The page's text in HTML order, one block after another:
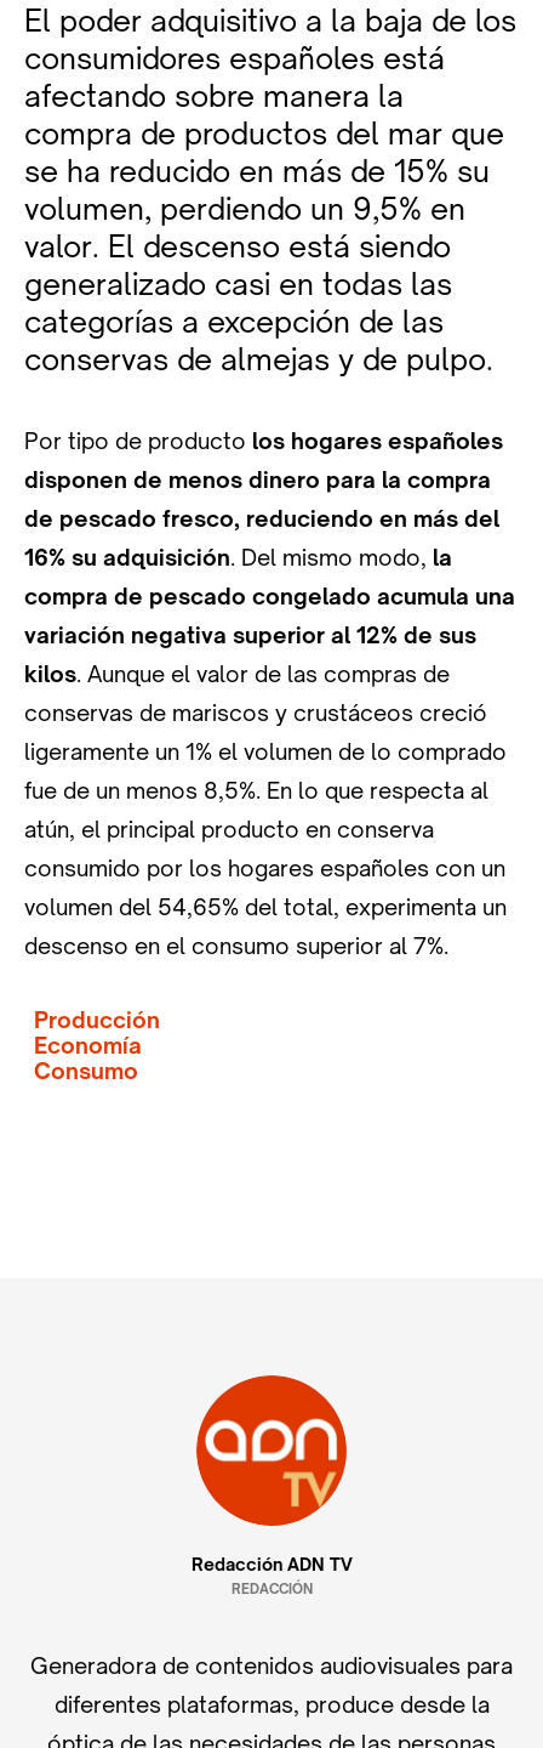
El poder adquisitivo a la baja de los
consumidores españoles está
afectando sobre manera la
compra de productos del mar que
se ha reducido en más de 15% su
volumen, perdiendo un 9,5% en
valor. El descenso está siendo
generalizado casi en todas las
categorías a excepción de las
conservas de almejas y de pulpo.
Por tipo de producto los hogares españoles
disponen de menos dinero para la compra
de pescado fresco, reduciendo en más del
16% su adquisición. Del mismo modo, la
compra de pescado congelado acumula una
variación negativa superior al 12% de sus
kilos. Aunque el valor de las compras de
conservas de mariscos y crustáceos creció
ligeramente un 1% el volumen de lo comprado
fue de un menos 8,5%. En lo que respecta al
atún, el principal producto en conserva
consumido por los hogares españoles con un
volumen del 54,65% del total, experimenta un
descenso en el consumo superior al 7%.
Producción
Economía
Consumo
Redacción ADN TV
REDACCIÓN
Generadora de contenidos audiovisuales para
diferentes plataformas, produce desde la
óptica de las necesidades de las personas